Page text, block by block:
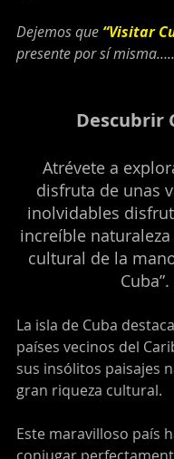
Dejemos que “Visitar
presente por sí
Descubrir
Atrévete a
disfruta de unas
inolvidables
increíble
cultural de la
Cuba”.
La isla de Cuba
países vecinos del
sus insólitos paisajes
gran riqueza cultural.
Este maravilloso país